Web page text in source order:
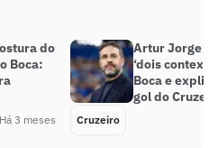
do
Boca:
Há 3 meses
Artur Jorge
‘dois
Boca e
gol do
Cruzeiro